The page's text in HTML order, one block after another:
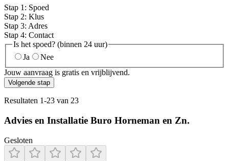
Stap 1 : Spoed
Stap 2: Klus
Stap 3: Adres
Stap 4: Contact
Is het spoed? (binnen 24 uur)
Ja
Nee
Jouw aanvraag is gratis en vrijblijvend.
Volgende stap
Resultaten 1-23 van 23
Advies en Installatie Buro Horneman en Zn.
Gesloten